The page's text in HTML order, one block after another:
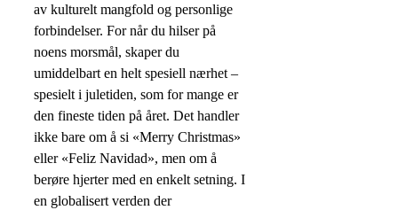
av kulturelt mangfold og personlige
forbindelser. For når du hilser på
noens morsmål, skaper du
umiddelbart en helt spesiell nærhet –
spesielt i juletiden, som for mange er
den fineste tiden på året. Det handler
ikke bare om å si «Merry Christmas»
eller «Feliz Navidad», men om å
berøre hjerter med en enkelt setning. I
en globalisert verden der